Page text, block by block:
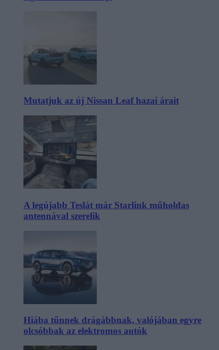
Mutatjuk az új Nissan Leaf hazai árait
A legújabb Teslát már Starlink műholdas
antennával szerelik
Hiába tűnnek drágábbnak, valójában egyre
olcsóbbak az elektromos autók